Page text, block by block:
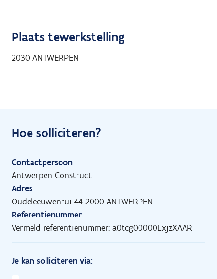
Plaats tewerkstelling
2030 ANTWERPEN
Hoe solliciteren?
Contactpersoon
Antwerpen Construct
Adres
Oudeleeuwenrui 44 2000 ANTWERPEN
Referentienummer
Vermeld referentienummer: a0tcg00000LxjzXAAR
Je kan solliciteren via: